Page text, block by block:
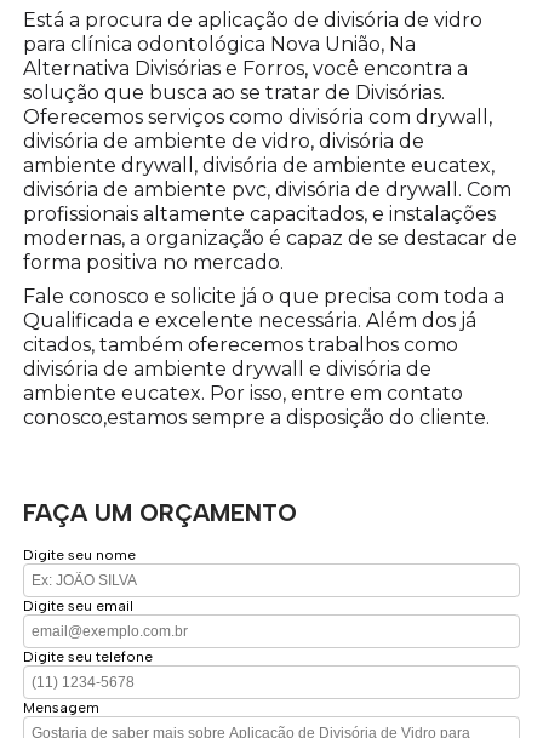
Está a procura de aplicação de divisória de vidro
para clínica odontológica Nova União, Na
Alternativa Divisórias e Forros, você encontra a
solução que busca ao se tratar de Divisórias.
Oferecemos serviços como divisória com drywall,
divisória de ambiente de vidro, divisória de
ambiente drywall, divisória de ambiente eucatex,
divisória de ambiente pvc, divisória de drywall. Com
profissionais altamente capacitados, e instalações
modernas, a organização é capaz de se destacar de
forma positiva no mercado.
Fale conosco e solicite já o que precisa com toda a
Qualificada e excelente necessária. Além dos já
citados, também oferecemos trabalhos como
divisória de ambiente drywall e divisória de
ambiente eucatex. Por isso, entre em contato
conosco,estamos sempre a disposição do cliente.
FAÇA UM ORÇAMENTO
Digite seu nome
Digite seu email
Digite seu telefone
Mensagem